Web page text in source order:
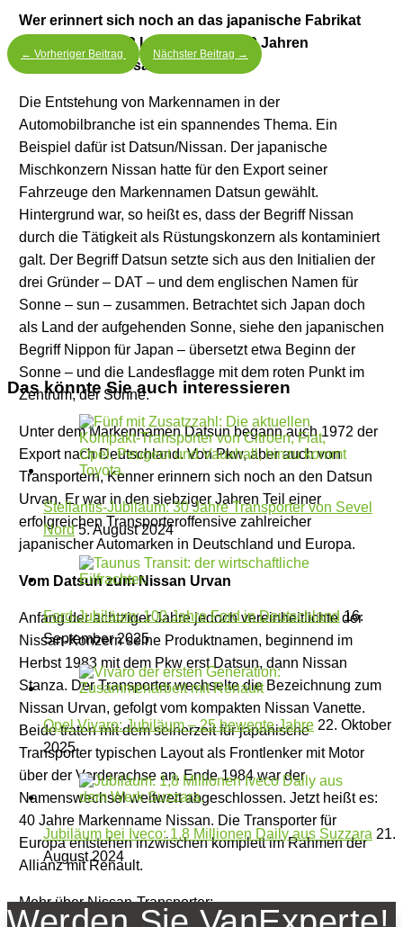
Wer erinnert sich noch an das japanische Fabrikat
namens Datsun? Längst vorbei. 40 Jahren
Markenname Nissan.
Die Entstehung von Markennamen in der
Automobilbranche ist ein spannendes Thema. Ein
Beispiel dafür ist Datsun/Nissan. Der japanische
Mischkonzern Nissan hatte für den Export seiner
Fahrzeuge den Markennamen Datsun gewählt.
Hintergrund war, so heißt es, dass der Begriff Nissan
durch die Tätigkeit als Rüstungskonzern als kontaminiert
galt. Der Begriff Datsun setzte sich aus den Initialien der
drei Gründer – DAT – und dem englischen Namen für
Sonne – sun – zusammen. Betrachtet sich Japan doch
als Land der aufgehenden Sonne, siehe den japanischen
Begriff Nippon für Japan – übersetzt etwa Beginn der
Sonne – und die Landesflagge mit dem roten Punkt im
Zentrum, der Sonne.
Unter dem Markennamen Datsun begann auch 1972 der
Export nach Deutschland. Von Pkw, aber auch von
Transportern, Kenner erinnern sich noch an den Datsun
Urvan. Er war in den siebziger Jahren Teil einer
erfolgreichen Transporteroffensive zahlreicher
japanischer Automarken in Deutschland und Europa.
Vom Datsun zum Nissan Urvan
Anfang der achtziger Jahre jedoch vereinheitlichte der
Nissan-Konzern seine Produktnamen, beginnend im
Herbst 1983 mit dem Pkw erst Datsun, dann Nissan
Stanza. Der Transporter wechselte die Bezeichnung zum
Nissan Urvan, gefolgt vom kompakten Nissan Vanette.
Beide traten mit dem seinerzeit für japanische
Transporter typischen Layout als Frontlenker mit Motor
über der Vorderachse an. Ende 1984 war der
Namenswechsel weltweit abgeschlossen. Jetzt heißt es:
40 Jahre Markenname Nissan. Die Transporter für
Europa entstehen inzwischen komplett im Rahmen der
Allianz mit Renault.
Mehr über Nissan-Transporter:
← Vorheriger Beitrag Nächster Beitrag →
Das könnte Sie auch interessieren
Stellantis-Jubiläum: 30 Jahre Transporter von Sevel
Nord5. August 2024
Ford-Jubiläum: 100 Jahre Ford in Deutschland 16.
September 2025
Opel Vivaro: Jubiläum – 25 bewegte Jahre 22. Oktober
2025
Jubiläum bei Iveco: 1,8 Millionen Daily aus Suzzara 21.
August 2024